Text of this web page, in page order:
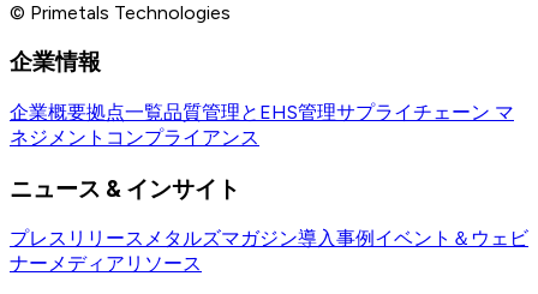
© Primetals Technologies
企業情報
企業概要拠点一覧品質管理とEHS管理サプライチェーン マ
ネジメント コンプライアンス
ニュース & インサイト
プレスリリース メタルズマガジン導入事例 イベント＆ウェビ
ナーメディアリソース